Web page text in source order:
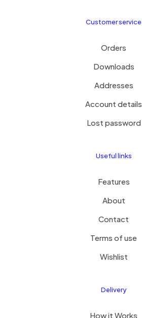
Customer service
Orders
Downloads
Addresses
Account details
Lost password
Useful links
Features
About
Contact
Terms of use
Wishlist
Delivery
How it Works